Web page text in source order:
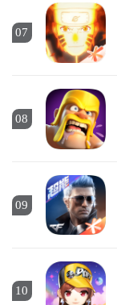
07
08
09
10